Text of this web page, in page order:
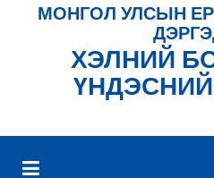
МОНГОЛ УЛСЫН
ХЭЛНИЙ